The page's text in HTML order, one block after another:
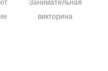
Занимательная
викторина